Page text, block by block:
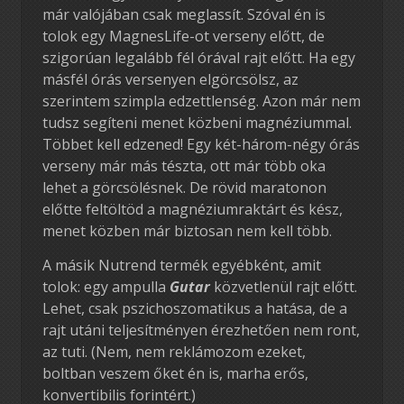
már valójában csak meglassít. Szóval én is
tolok egy MagnesLife-ot verseny előtt, de
szigorúan legalább fél órával rajt előtt. Ha egy
másfél órás versenyen elgörcsölsz, az
szerintem szimpla edzettlenség. Azon már nem
tudsz segíteni menet közbeni magnéziummal.
Többet kell edzened! Egy két-három-négy órás
verseny már más tészta, ott már több oka
lehet a görcsölésnek. De rövid maratonon
előtte feltöltöd a magnéziumraktárt és kész,
menet közben már biztosan nem kell több.
A másik Nutrend termék egyébként, amit
tolok: egy ampulla Gutarközvetlenül rajt előtt.
Lehet, csak pszichoszomatikus a hatása, de a
rajt utáni teljesítményen érezhetően nem ront,
az tuti. (Nem, nem reklámozom ezeket,
boltban veszem őket én is, marha erős,
konvertibilis forintért.)